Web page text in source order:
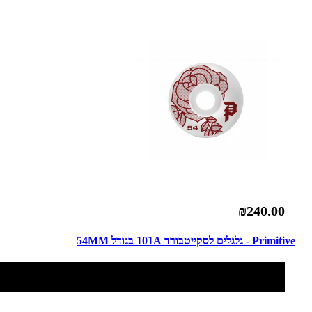
₪240.00
Primitive - גלגלים לסקייטבורד 101A בגודל 54MM